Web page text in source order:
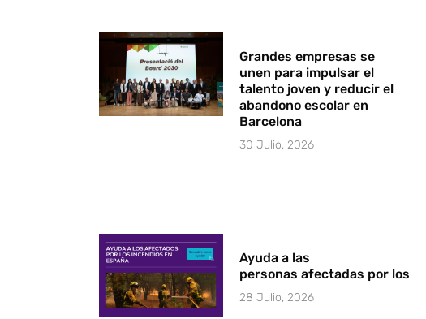
Grandes empresas se
unen para impulsar el
talento joven y reducir el
abandono escolar en
Barcelona
30 Julio, 2026
Ayuda a las
personas afectadas por los
28 Julio, 2026